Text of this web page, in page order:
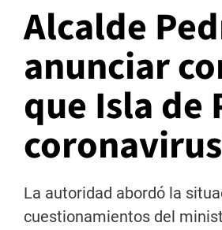
Alcalde
anunciar
que Isla de
La autoridad abordó la
cuestionamientos del